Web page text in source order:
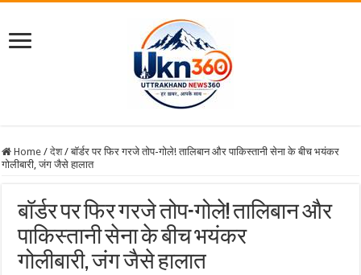
Home / देश / बॉर्डर पर फिर गरजे तोप-गोले! तालिबान और पाकिस्तानी सेना के बीच भयंकर
गोलीबारी, जंग जैसे हालात
बॉर्डर पर फिर गरजे तोप-गोले! तालिबान और
पाकिस्तानी सेना के बीच भयंकर
गोलीबारी, जंग जैसे हालात